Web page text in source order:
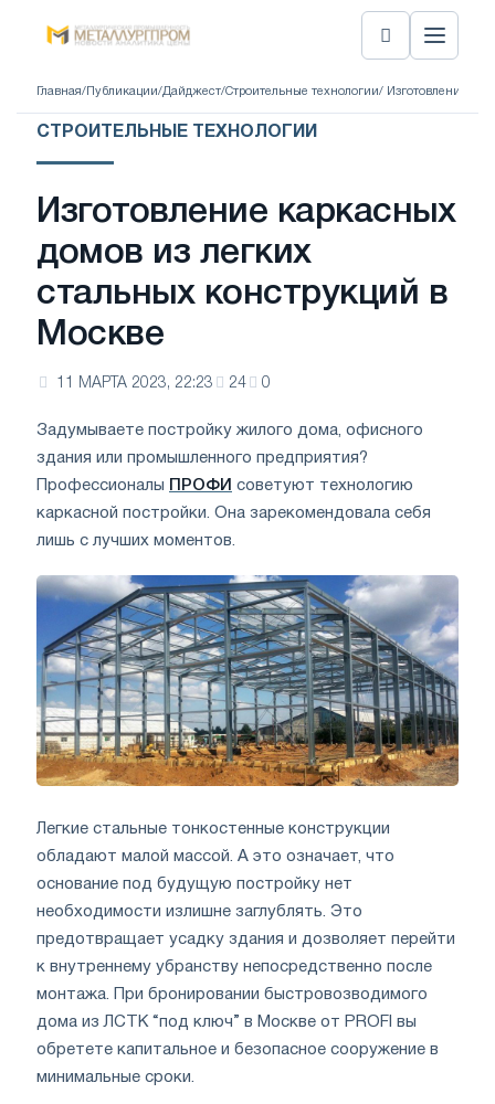
Главная/ Публикации/Дайджест/Строительные технологии/ Изготовление
СТРОИТЕЛЬНЫЕ ТЕХНОЛОГИИ
Изготовление каркасных
домов из легких
стальных конструкций в
Москве
11 МАРТА 2023, 22:23 24 0
Задумываете постройку жилого дома, офисного
здания или промышленного предприятия?
Профессионалы
ПРОФИ советуют технологию
каркасной постройки. Она зарекомендовала себя
лишь с лучших моментов.
Легкие стальные тонкостенные конструкции
обладают малой массой. А это означает, что
основание под будущую постройку нет
необходимости излишне заглублять. Это
предотвращает усадку здания и дозволяет перейти
к внутреннему убранству непосредственно после
монтажа. При бронировании быстровозводимого
дома из ЛСТК “под ключ” в Москве от PROFI вы
обретете капитальное и безопасное сооружение в
минимальные сроки.